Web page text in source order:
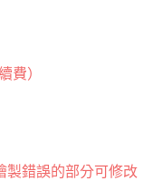
費）
製錯誤的部分可修改